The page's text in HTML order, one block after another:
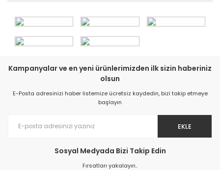
Kampanyalar ve en yeni ürünlerimizden ilk sizin haberiniz
olsun
E-Posta adresinizi haber listemize ücretsiz kaydedin, bizi takip etmeye
başlayın
EKLE
Sosyal Medyada Bizi Takip Edin
Fırsatları yakalayın..